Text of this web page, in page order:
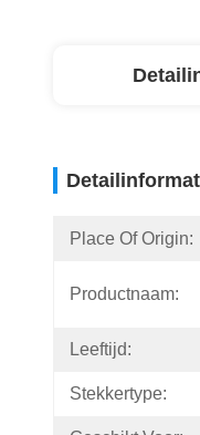
Place Of Origin:
Productnaam:
Leeftijd:
Stekkertype: